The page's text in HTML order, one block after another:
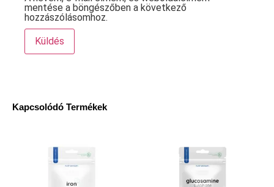
Kapcsolódó Termékek
mentése a böngészőben a következő
hozzászólásomhoz.